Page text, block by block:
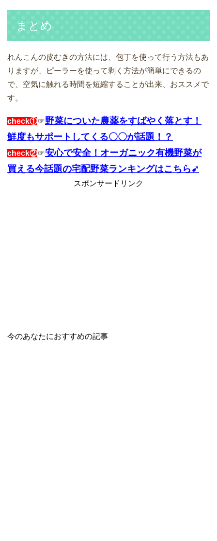
まとめ
れんこんの皮むきの方法には、包丁を使って行う方法もあ
りますが、ピーラーを使って剥く方法が簡単にできるの
で、空気に触れる時間を短縮することが出来、おススメで
す。
check①☞野菜についた農薬をすばやく落とす！
鮮度もサポートしてくる〇〇が話題！？
check②☞安心で安全！オーガニック有機野菜が
買える今話題の宅配野菜ランキングはこちら➹
スポンサードリンク
今のあなたにおすすめの記事